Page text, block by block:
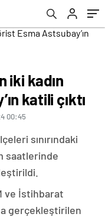
iki kadın
katili çıktı
00:45
sınırındaki
saatlerinde
ve İstihbarat
gerçekleştirilen